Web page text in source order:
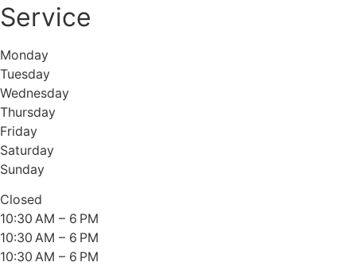
Service
Monday
Tuesday
Wednesday
Thursday
Friday
Saturday
Sunday
Closed
10:30 AM – 6 PM
10:30 AM – 6 PM
10:30 AM – 6 PM